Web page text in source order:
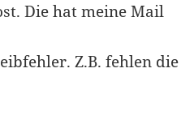
Die hat meine Mail
Z.B. fehlen die